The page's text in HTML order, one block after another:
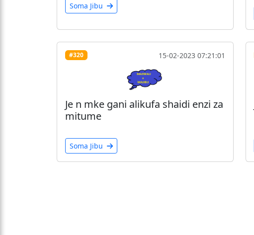
Soma Jibu
#320 15-02-2023 07:21:01
Je n mke gani alikufa shaidi enzi za
mitume
Soma Jibu